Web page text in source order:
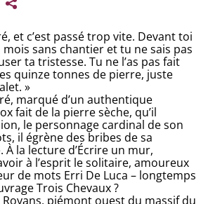
et c’est passé trop vite. Devant toi
sans chantier et tu ne sais pas
ta tristesse. Tu ne l’as pas fait
quinze tonnes de pierre, juste
»
marqué d’un authentique
fait de la pierre sèche, qu’il
le personnage cardinal de son
il égrène des bribes de sa
la lecture d’Écrire un mur,
à l’esprit le solitaire, amoureux
de mots Erri De Luca – longtemps
Trois Chevaux ?
Royans, piémont ouest du massif du